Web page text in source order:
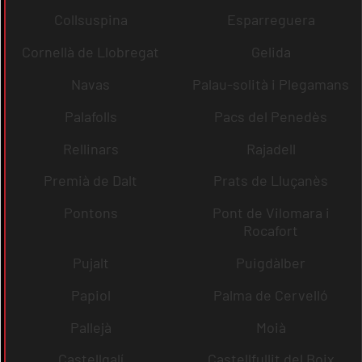
Collsuspina
Esparreguera
Cornellà de Llobregat
Gelida
Navas
Palau-solità i Plegamans
Palafolls
Pacs del Penedès
Rellinars
Rajadell
Premià de Dalt
Prats de Lluçanès
Pontons
Pont de Vilomara i
Rocafort
Pujalt
Puigdàlber
Papiol
Palma de Cervelló
Pallejà
Moià